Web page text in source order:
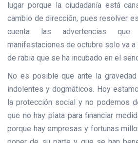
lugar porque la ciudadanía está
cambio de dirección, pues resolver
cuenta las advertencias
manifestaciones de octubre solo va a
de rabia que se ha incubado en el
No es posible que ante la
indolentes y dogmáticos. Hoy
la protección social y no podemos
que no hay plata para financiar
porque hay empresas y fortunas